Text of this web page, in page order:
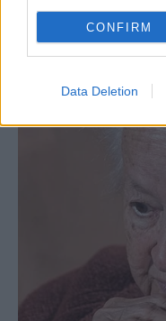
CONFIRM
Data Deletion